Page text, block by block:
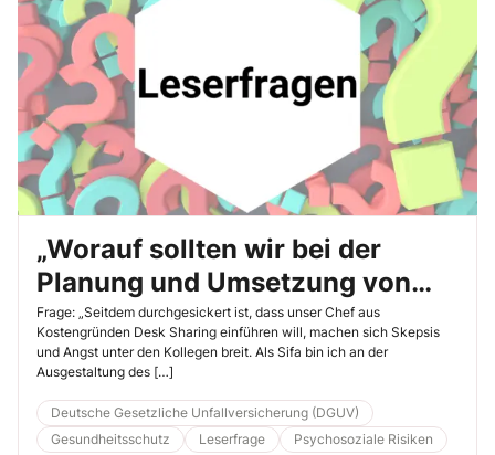
„Worauf sollten wir bei der
Planung und Umsetzung von
Desk Sharing achten?“
Frage: „Seitdem durchgesickert ist, dass unser Chef aus
Kostengründen Desk Sharing einführen will, machen sich Skepsis
und Angst unter den Kollegen breit. Als Sifa bin ich an der
Ausgestaltung des […]
Deutsche Gesetzliche Unfallversicherung (DGUV)
Gesundheitsschutz
Leserfrage Psychosoziale Risiken